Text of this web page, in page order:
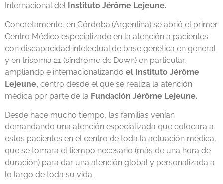
Internacional del Instituto Jérôme Lejeune.
Concretamente, en Córdoba (Argentina) se abrió el primer
Centro Médico especializado en la atención a pacientes
con discapacidad intelectual de base genética en general
y en trisomía 21 (síndrome de Down) en particular,
ampliando e internacionalizando el Instituto Jérôme
Lejeune, centro desde el que se realiza la atención
médica por parte de la Fundación Jérôme Lejeune.
Desde hace mucho tiempo, las familias venían
demandando una atención especializada que colocara a
estos pacientes en el centro de toda la actuación médica,
que se tomara el tiempo necesario (más de una hora de
duración) para dar una atención global y personalizada a
lo largo de toda su vida.